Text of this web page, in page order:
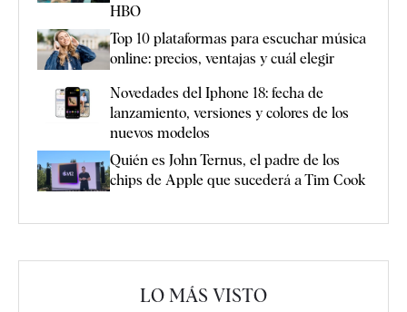
HBO
Top 10 plataformas para escuchar música
online: precios, ventajas y cuál elegir
Novedades del Iphone 18: fecha de
lanzamiento, versiones y colores de los
nuevos modelos
Quién es John Ternus, el padre de los
chips de Apple que sucederá a Tim Cook
LO MÁS VISTO